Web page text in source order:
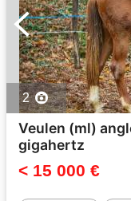
2
Veulen (ml)
gigahertz
< 15 000 €